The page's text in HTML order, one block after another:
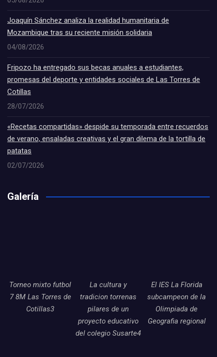
Joaquín Sánchez analiza la realidad humanitaria de
Mozambique tras su reciente misión solidaria
04/08/2026
Fripozo ha entregado sus becas anuales a estudiantes,
promesas del deporte y entidades sociales de Las Torres de
Cotillas
28/07/2026
«Recetas compartidas» despide su temporada entre recuerdos
de verano, ensaladas creativas y el gran dilema de la tortilla de
patatas
02/07/2026
Galería
Torneo mixto futbol
7 8M Las Torres de
Cotillas3
La cultura y
tradicion torrenas
pilares de un
proyecto educativo
del colegio Susarte4
El IES La Florida
subcampeon de la
Olimpiada de
Geografia regional